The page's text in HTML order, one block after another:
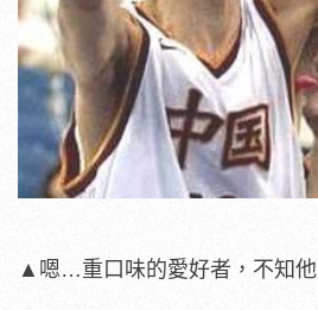
▲嗯…重口味的愛好者，不知他